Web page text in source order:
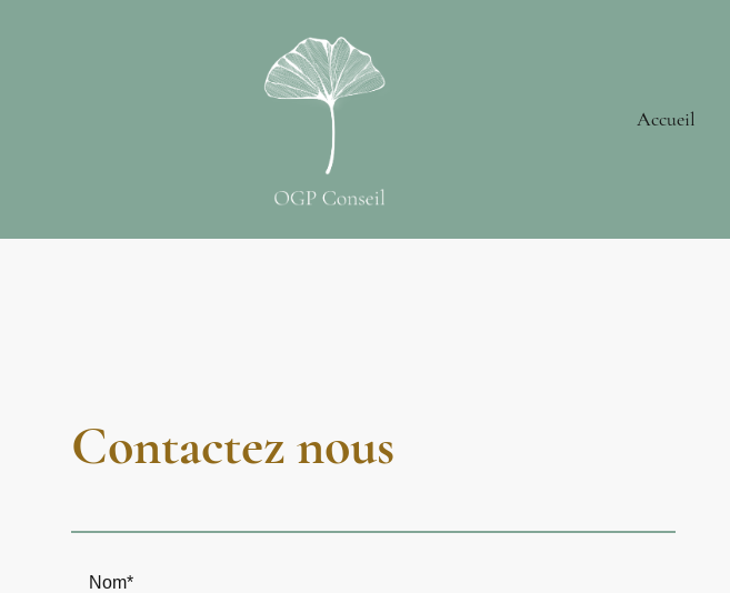
Accueil
Contactez nous
Nom*